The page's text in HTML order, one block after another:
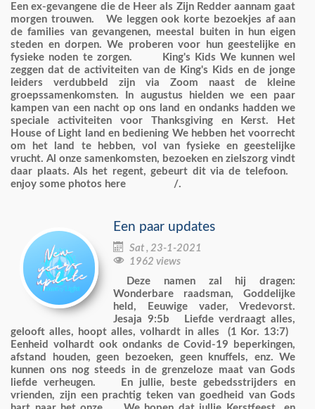
Een ex-gevangene die de Heer als Zijn Redder aannam gaat
morgen trouwen. We leggen ook korte bezoekjes af aan
de families van gevangenen, meestal buiten in hun eigen
steden en dorpen. We proberen voor hun geestelijke en
fysieke noden te zorgen. King's Kids We kunnen wel
zeggen dat de activiteiten van de King's Kids en de jonge
leiders verdubbeld zijn via Zoom naast de kleine
groepssamenkomsten. In augustus hielden we een paar
kampen van een nacht op ons land en ondanks hadden we
speciale activiteiten voor Thanksgiving en Kerst. Het
House of Light land en bediening We hebben het voorrecht
om het land te hebben, vol van fysieke en geestelijke
vrucht. Al onze samenkomsten, bezoeken en zielszorg vindt
daar plaats. Als het regent, gebeurt dit via de telefoon.
enjoy some photos here /.
Een paar updates
 Sat , 23-1-2021
 1962 views
Deze namen zal hij dragen:
Wonderbare raadsman, Goddelijke
held, Eeuwige vader, Vredevorst.
Jesaja 9:5b Liefde verdraagt alles,
gelooft alles, hoopt alles, volhardt in alles (1 Kor. 13:7)
Eenheid volhardt ook ondanks de Covid-19 beperkingen,
afstand houden, geen bezoeken, geen knuffels, enz. We
kunnen ons nog steeds in de grenzeloze maat van Gods
liefde verheugen. En jullie, beste gebedsstrijders en
vrienden, zijn een prachtig teken van goedheid van Gods